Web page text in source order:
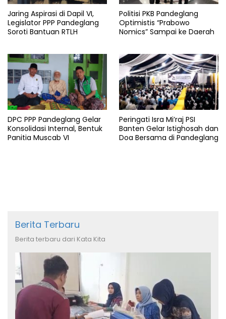
Jaring Aspirasi di Dapil VI,
Legislator PPP Pandeglang
Soroti Bantuan RTLH
Politisi PKB Pandeglang
Optimistis “Prabowo
Nomics” Sampai ke Daerah
DPC PPP Pandeglang Gelar
Konsolidasi Internal, Bentuk
Panitia Muscab VI
Peringati Isra Mi’raj PSI
Banten Gelar Istighosah dan
Doa Bersama di Pandeglang
Berita Terbaru
Berita terbaru dari Kata Kita